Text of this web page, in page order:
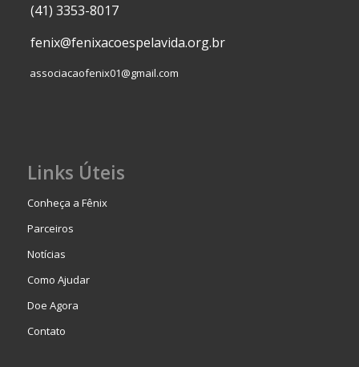
(41) 3353-8017
fenix@fenixacoespelavida.org.br
associacaofenix01@gmail.com
Links Úteis
Conheça a Fênix
Parceiros
Notícias
Como Ajudar
Doe Agora
Contato